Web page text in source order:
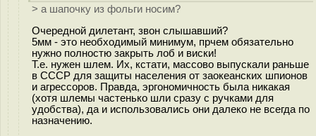
> а шапочку из фольги носим?
Очередной дилетант, звон слышавший?
5мм - это необходимый минимум, прчем обязательно
нужно полностю закрыть лоб и виски!
Т.е. нужен шлем. Их, кстати, массово выпускали раньше
в СССР для защиты населения от заокеанских шпионов
и агрессоров. Правда, эргономичность была никакая
(хотя шлемы частенько шли сразу с ручками для
удобства), да и использовались они далеко не всегда по
назначению.